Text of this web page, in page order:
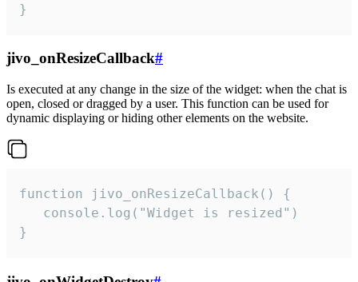
}
jivo_onResizeCallback#
Is executed at any change in the size of the widget: when the chat is
open, closed or dragged by a user. This function can be used for
dynamic displaying or hiding other elements on the website.
function jivo_onResizeCallback() {
   console.log("Widget is resized")
}